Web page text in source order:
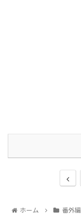
ホーム 番外編